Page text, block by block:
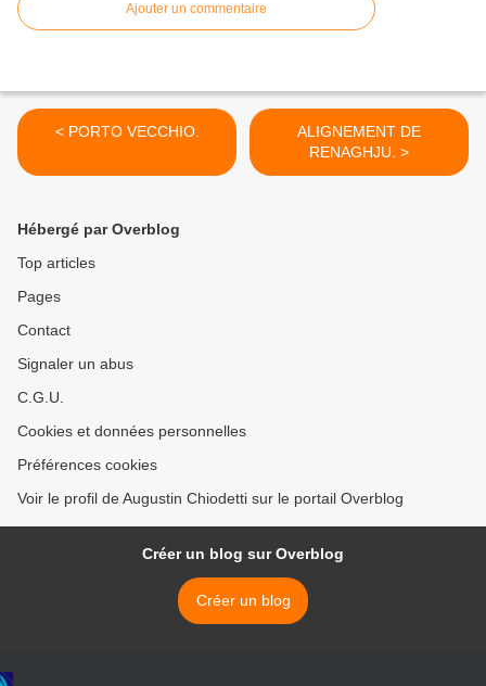
Ajouter un commentaire
< PORTO VECCHIO.
ALIGNEMENT DE
RENAGHJU. >
Hébergé par Overblog
Top articles
Pages
Contact
Signaler un abus
C.G.U.
Cookies et données personnelles
Préférences cookies
Voir le profil de Augustin Chiodetti sur le portail Overblog
Créer un blog sur Overblog
Créer un blog